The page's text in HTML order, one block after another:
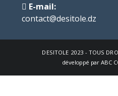
E-mail:
contact@desitole.dz
DESITOLE 2023 - TOUS
développé par ABC